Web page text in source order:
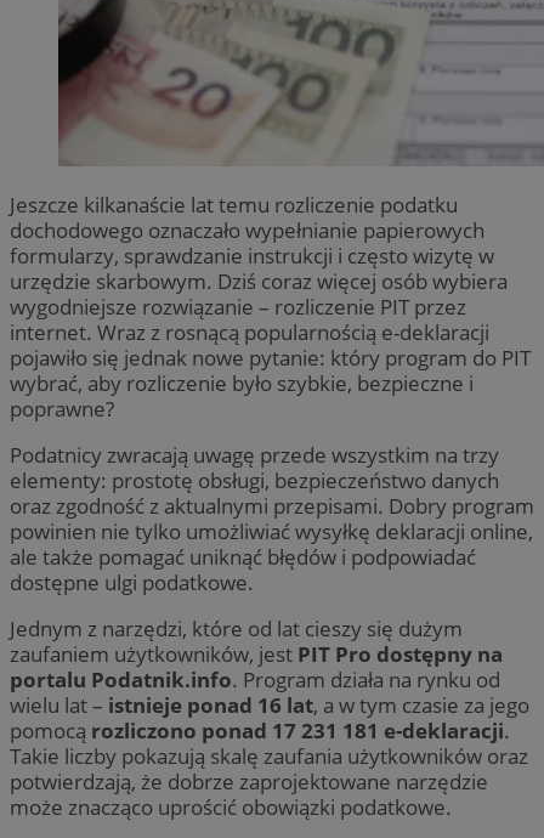
Jeszcze kilkanaście lat temu rozliczenie podatku
dochodowego oznaczało wypełnianie papierowych
formularzy, sprawdzanie instrukcji i często wizytę w
urzędzie skarbowym. Dziś coraz więcej osób wybiera
wygodniejsze rozwiązanie – rozliczenie PIT przez
internet. Wraz z rosnącą popularnością e-deklaracji
pojawiło się jednak nowe pytanie: który program do PIT
wybrać, aby rozliczenie było szybkie, bezpieczne i
poprawne?
Podatnicy zwracają uwagę przede wszystkim na trzy
elementy: prostotę obsługi, bezpieczeństwo danych
oraz zgodność z aktualnymi przepisami. Dobry program
powinien nie tylko umożliwiać wysyłkę deklaracji online,
ale także pomagać uniknąć błędów i podpowiadać
dostępne ulgi podatkowe.
Jednym z narzędzi, które od lat cieszy się dużym
zaufaniem użytkowników, jest PIT Pro dostępny na
portalu Podatnik.info. Program działa na rynku od
wielu lat – istnieje ponad 16 lat, a w tym czasie za jego
pomocą rozliczono ponad 17 231 181 e-deklaracji.
Takie liczby pokazują skalę zaufania użytkowników oraz
potwierdzają, że dobrze zaprojektowane narzędzie
może znacząco uprościć obowiązki podatkowe.